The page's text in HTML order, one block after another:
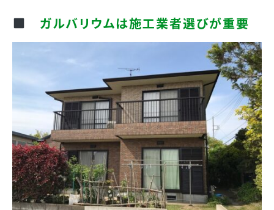
ガルバリウムは施工業者選びが重要